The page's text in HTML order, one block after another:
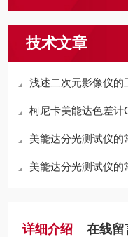
技术文章
浅述二次元影像仪的
柯尼卡美能达色差计
美能达分光测试仪的
美能达分光测试仪的
详细介绍 在线留